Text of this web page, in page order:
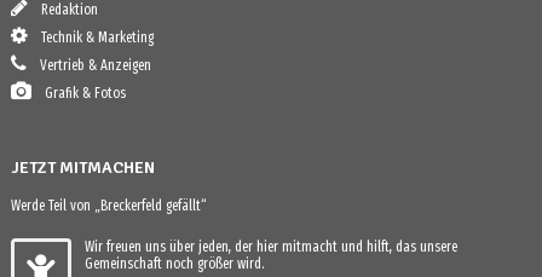
Redaktion
Technik & Marketing
Vertrieb & Anzeigen
Grafik & Fotos
JETZT MITMACHEN
Werde Teil von „Breckerfeld gefällt“
Wir freuen uns über jeden, der hier mitmacht und hilft, das unsere
Gemeinschaft noch größer wird.